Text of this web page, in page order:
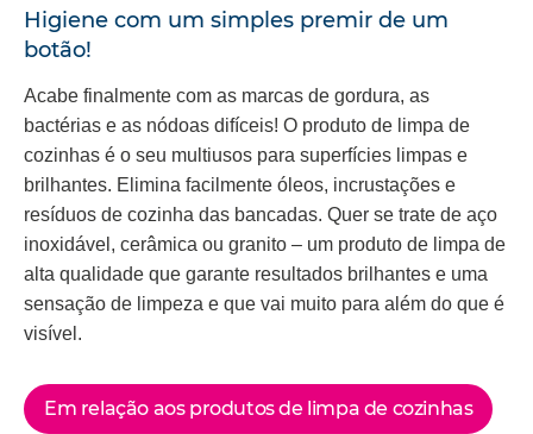
Higiene com um simples premir de um
botão!
Acabe finalmente com as marcas de gordura, as
bactérias e as nódoas difíceis! O produto de limpa de
cozinhas é o seu multiusos para superfícies limpas e
brilhantes. Elimina facilmente óleos, incrustações e
resíduos de cozinha das bancadas. Quer se trate de aço
inoxidável, cerâmica ou granito – um produto de limpa de
alta qualidade que garante resultados brilhantes e uma
sensação de limpeza e que vai muito para além do que é
visível.
Em relação aos produtos de limpa de cozinhas